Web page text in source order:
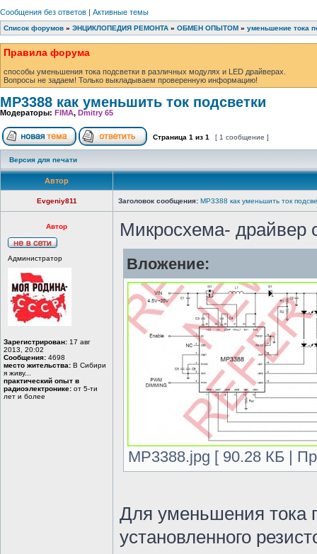
Сообщения без ответов | Активные темы
Список форумов » ЭНЦИКЛОПЕДИЯ РЕМОНТА » ОБМЕН ОПЫТОМ » уменьшение тока
Правила форума
способы уменьшения тока подсветки в различных модулях и LED драйверах.
Вопросы не задаем! Только выкладываем проверенную информацию!
MP3388 как уменьшить ток подсветки
Модераторы: FIMA, Dmitry 65
Страница 1 из 1 [ 1 сообщение ]
Версия для печати
Автор
Evgeniy811 Заголовок сообщения: MP3388 как уменьшить ток
Автор
Администратор
Зарегистрирован: 17 авг
2013, 20:02
Сообщения: 4698
место жительства: В Сибири
я живу...
практический опыт в
радиоэлектронике: от 5-ти
лет и более
Микросхема- драйвер
Вложение:
MP3388.jpg [ 90.28 КБ |
Для уменьшения тока
установленного